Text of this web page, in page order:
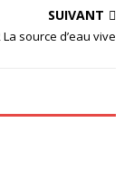
SUIVANT
La source d’eau vive